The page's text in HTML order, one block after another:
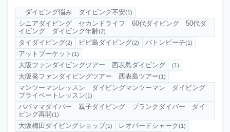
ダイビング悩み ダイビング不安(1)
シニアダイビング セカンドライフ 60代ダイビング 50代ダ
イビング ダイビング年齢(2)
タイダイビング(2) ピピ島ダイビング(2) パトンビーチ(1)
アットプーケット (1)
大阪ファンダイビングツアー 西表島ダイビング (1)
大阪発ファンダイビングツアー 西表島ツアー(1)
マンツーマンレッスン ダイビングマンツーマン ダイビング
プライベートレッスン(1)
パパママダイバー 親子ダイビング ブランクダイバー ダイ
ビング再開(1)
大阪梅田ダイビングショップ(1) レオパードシャーク(1)